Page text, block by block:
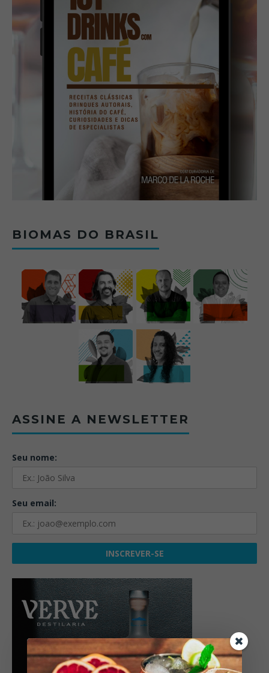
BIOMAS DO BRASIL
ASSINE A NEWSLETTER
Seu nome:
Seu email: